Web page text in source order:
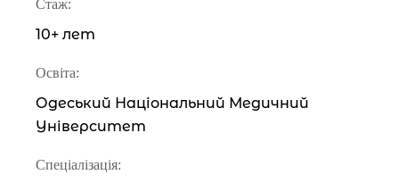
Стаж:
10+ лет
Освіта:
Одеський Національний Медичний
Університет
Спеціалізація: